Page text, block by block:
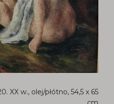
XX w., olej/płótno, 54,5 x 65